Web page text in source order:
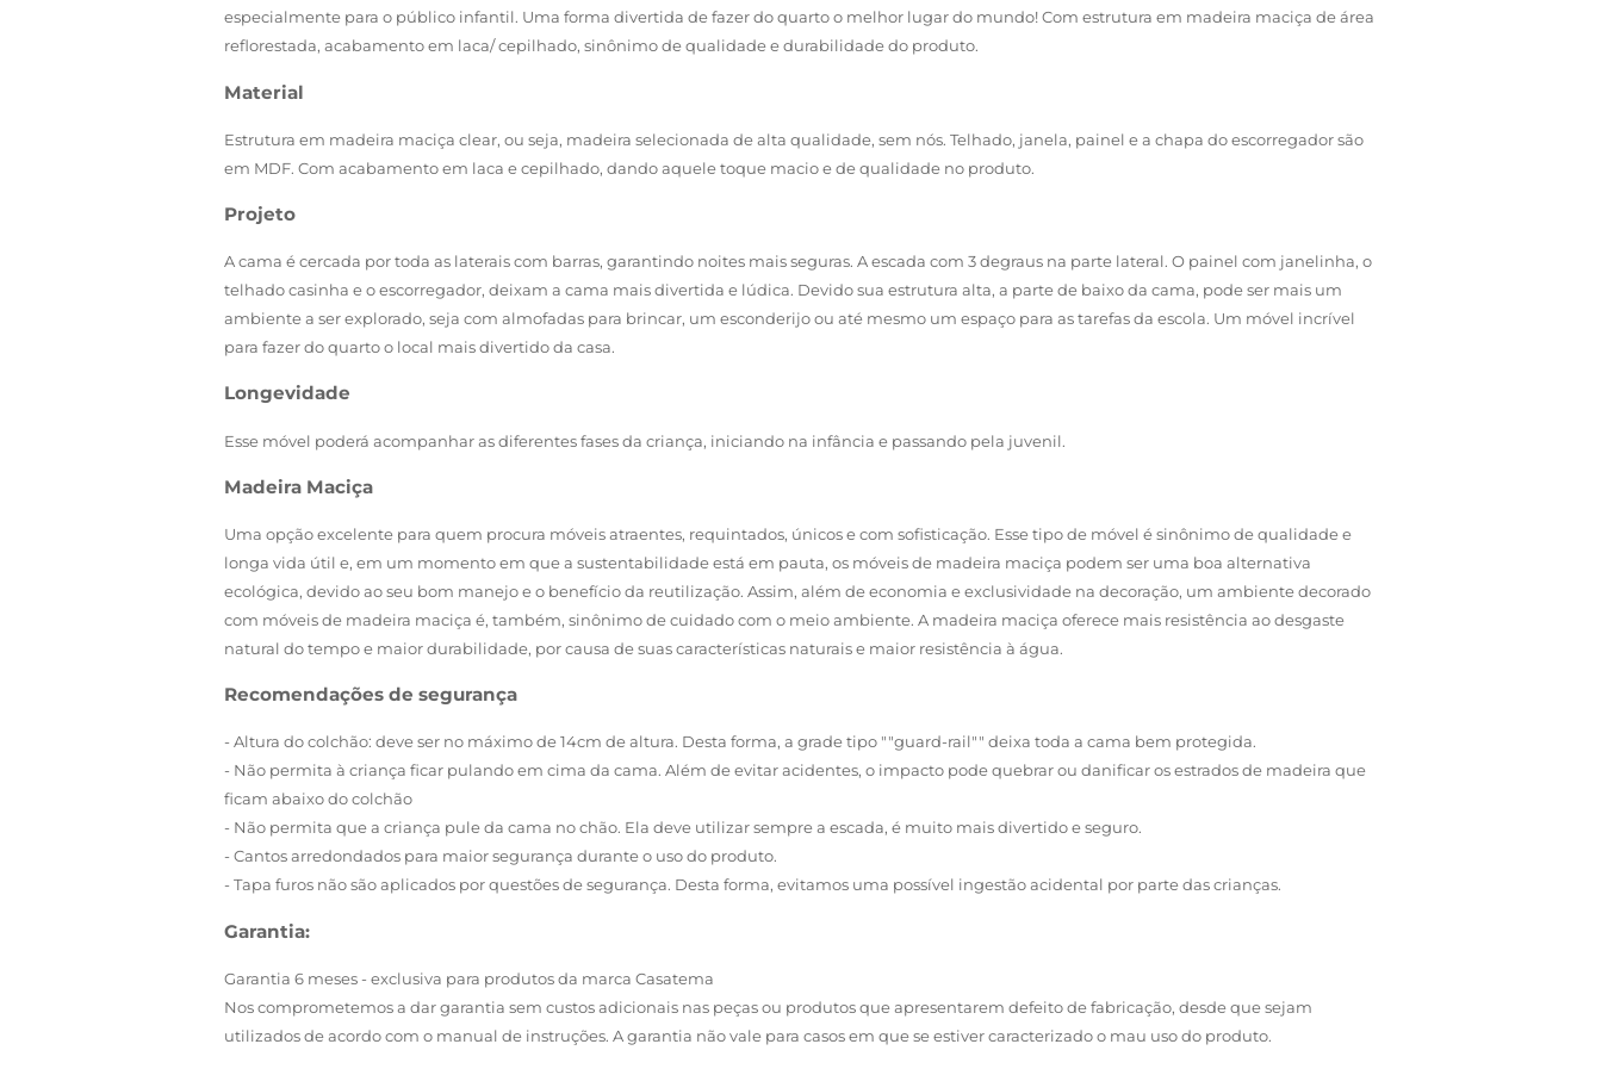
especialmente para o público infantil. Uma forma divertida de fazer do quarto o melhor lugar do mundo! Com estrutura em madeira maciça de área
reflorestada, acabamento em laca/ cepilhado, sinônimo de qualidade e durabilidade do produto.
Material
Estrutura em madeira maciça clear, ou seja, madeira selecionada de alta qualidade, sem nós. Telhado, janela, painel e a chapa do escorregador são
em MDF. Com acabamento em laca e cepilhado, dando aquele toque macio e de qualidade no produto.
Projeto
A cama é cercada por toda as laterais com barras, garantindo noites mais seguras. A escada com 3 degraus na parte lateral. O painel com janelinha, o
telhado casinha e o escorregador, deixam a cama mais divertida e lúdica. Devido sua estrutura alta, a parte de baixo da cama, pode ser mais um
ambiente a ser explorado, seja com almofadas para brincar, um esconderijo ou até mesmo um espaço para as tarefas da escola. Um móvel incrível
para fazer do quarto o local mais divertido da casa.
Longevidade
Esse móvel poderá acompanhar as diferentes fases da criança, iniciando na infância e passando pela juvenil.
Madeira Maciça
Uma opção excelente para quem procura móveis atraentes, requintados, únicos e com sofisticação. Esse tipo de móvel é sinônimo de qualidade e
longa vida útil e, em um momento em que a sustentabilidade está em pauta, os móveis de madeira maciça podem ser uma boa alternativa
ecológica, devido ao seu bom manejo e o benefício da reutilização. Assim, além de economia e exclusividade na decoração, um ambiente decorado
com móveis de madeira maciça é, também, sinônimo de cuidado com o meio ambiente. A madeira maciça oferece mais resistência ao desgaste
natural do tempo e maior durabilidade, por causa de suas características naturais e maior resistência à água.
Recomendações de segurança
- Altura do colchão: deve ser no máximo de 14cm de altura. Desta forma, a grade tipo ""guard-rail"" deixa toda a cama bem protegida.
- Não permita à criança ficar pulando em cima da cama. Além de evitar acidentes, o impacto pode quebrar ou danificar os estrados de madeira que
ficam abaixo do colchão
- Não permita que a criança pule da cama no chão. Ela deve utilizar sempre a escada, é muito mais divertido e seguro.
- Cantos arredondados para maior segurança durante o uso do produto.
- Tapa furos não são aplicados por questões de segurança. Desta forma, evitamos uma possível ingestão acidental por parte das crianças.
Garantia:
Garantia 6 meses - exclusiva para produtos da marca Casatema
Nos comprometemos a dar garantia sem custos adicionais nas peças ou produtos que apresentarem defeito de fabricação, desde que sejam
utilizados de acordo com o manual de instruções. A garantia não vale para casos em que se estiver caracterizado o mau uso do produto.